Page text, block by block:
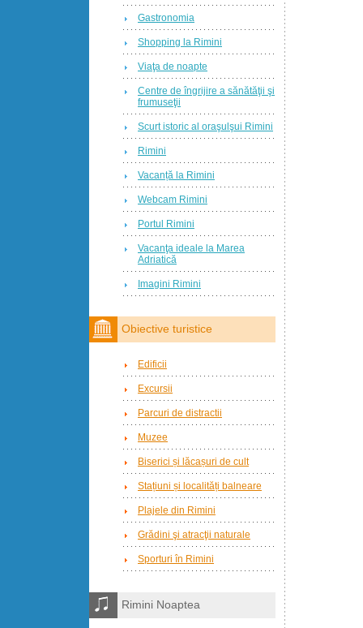
Gastronomia
Shopping la Rimini
Viaţa de noapte
Centre de îngrijire a sănătăţii şi
frumuseţii
Scurt istoric al oraşulşui Rimini
Rimini
Vacanță la Rimini
Webcam Rimini
Portul Rimini
Vacanţa ideale la Marea
Adriatică
Imagini Rimini
Obiective turistice
Edificii
Excursii
Parcuri de distractii
Muzee
Biserici și lăcașuri de cult
Stațiuni și localități balneare
Plajele din Rimini
Grădini şi atracţii naturale
Sporturi în Rimini
Rimini Noaptea